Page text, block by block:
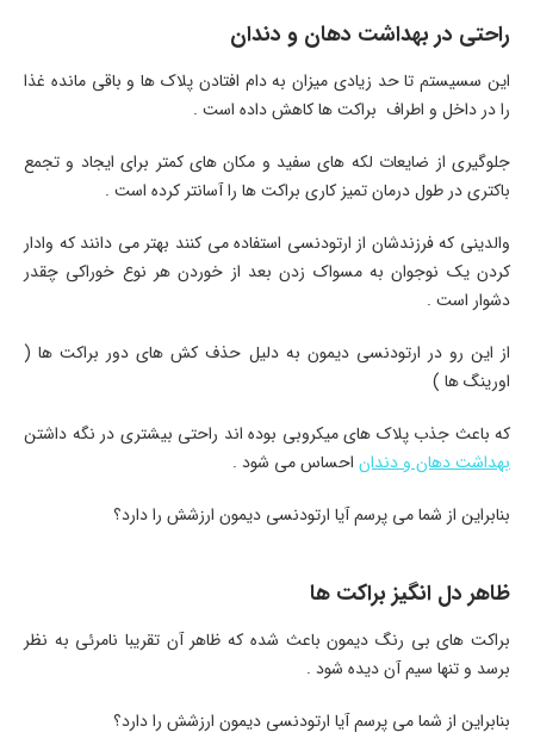
راحتی در بهداشت دهان و دندان
این سسیستم تا حد زیادی میزان به دام افتادن پلاک ها و باقی مانده غذا
را در داخل و اطراف براکت ها کاهش داده است .
جلوگیری از ضایعات لکه های سفید و مکان های کمتر برای ایجاد و تجمع
باکتری در طول درمان تمیز کاری براکت ها را آسانتر کرده است .
والدینی که فرزندشان از ارتودنسی استفاده می کنند بهتر می دانند که وادار
کردن یک نوجوان به مسواک زدن بعد از خوردن هر نوع خوراکی چقدر
دشوار است .
از این رو در ارتودنسی دیمون به دلیل حذف کش های دور براکت ها (
اورینگ ها )
که باعث جذب پلاک های میکروبی بوده اند راحتی بیشتری در نگه داشتن
بهداشت دهان و دندان احساس می شود .
بنابراین از شما می پرسم آیا ارتودنسی دیمون ارزشش را دارد؟
ظاهر دل انگیز براکت ها
براکت های بی رنگ دیمون باعث شده که ظاهر آن تقریبا نامرئی به نظر
برسد و تنها سیم آن دیده شود .
بنابراین از شما می پرسم آیا ارتودنسی دیمون ارزشش را دارد؟